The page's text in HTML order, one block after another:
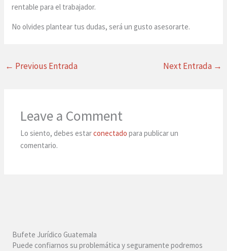
rentable para el trabajador.
No olvides plantear tus dudas, será un gusto asesorarte.
← Previous Entrada Next Entrada →
Leave a Comment
Lo siento, debes estarconectado para publicar un
comentario.
Bufete Jurídico Guatemala
Puede confiarnos su problemática y seguramente podremos